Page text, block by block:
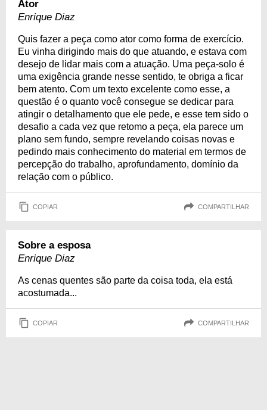
Ator
Enrique Diaz
Quis fazer a peça como ator como forma de exercício.
Eu vinha dirigindo mais do que atuando, e estava com
desejo de lidar mais com a atuação. Uma peça-solo é
uma exigência grande nesse sentido, te obriga a ficar
bem atento. Com um texto excelente como esse, a
questão é o quanto você consegue se dedicar para
atingir o detalhamento que ele pede, e esse tem sido o
desafio a cada vez que retomo a peça, ela parece um
plano sem fundo, sempre revelando coisas novas e
pedindo mais conhecimento do material em termos de
percepção do trabalho, aprofundamento, domínio da
relação com o público.
COPIAR COMPARTILHAR
Sobre a esposa
Enrique Diaz
As cenas quentes são parte da coisa toda, ela está
acostumada...
COPIAR COMPARTILHAR